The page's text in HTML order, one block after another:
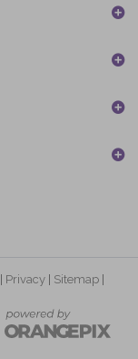
Privacy Sitemap